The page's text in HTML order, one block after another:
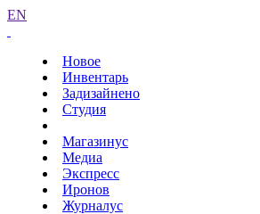
EN
Новое
Инвентарь
Задизайнено
Студия
Магазинус
Медиа
Экспресс
Иронов
Журналус